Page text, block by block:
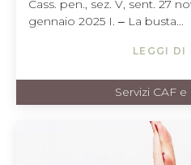
Cass. pen., sez. V, sent. 27
gennaio 2025 I. ‒ La busta...
LEGGI DI
Servizi CAF